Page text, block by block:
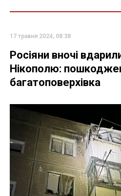
17 травня 2024, 08:38
Росіяни вночі
Нікополю:
багатоповерхівка